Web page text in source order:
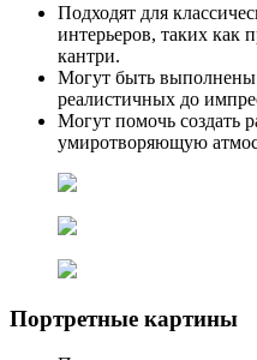
Подходят для
интерьеров, таких как
кантри.
Могут быть выполнены
реалистичных до
Могут помочь создать
умиротворяющую
Портретные картины